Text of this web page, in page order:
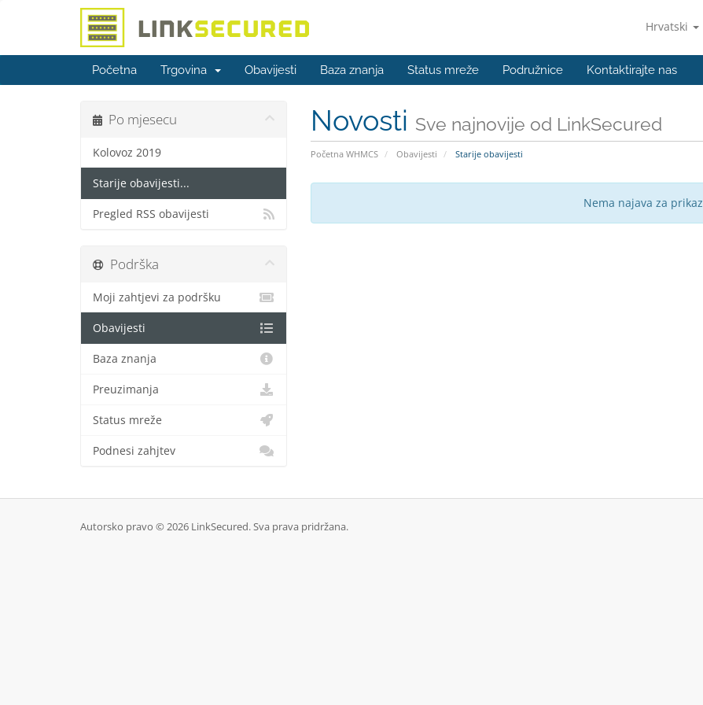
Hrvatski
Početna Trgovina Obavijesti Baza znanja Status mreže Podružnice Kontaktirajte nas
Novosti Sve najnovije od LinkSecured
Početna WHMCS Obavijesti Starije obavijesti
Po mjesecu
Kolovoz 2019
Starije obavijesti...
Pregled RSS obavijesti
Nema najava za prikaz
Podrška
Moji zahtjevi za podršku
Obavijesti
Baza znanja
Preuzimanja
Status mreže
Podnesi zahjtev
Autorsko pravo © 2026 LinkSecured. Sva prava pridržana.